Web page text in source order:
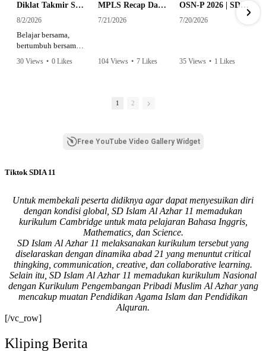
Diklat Takmir SDI Al Azhar 11 Surabaya
8/2/2026
Belajar bersama,
bertumbuh bersama,
amanah.
mencetak pemimpin-
bertanggung jawab,
dengan penuh
keikhlasan.
Bismillah, semoga
setiap langkah
menjadi ladang
kebaikan🌱
#SDIAIAzhar11Surab
aya #DiklatTakmir
#PemimpinMuda
#Berakhlak Mulia
#surabaya #sekolah
#sekolahsurabaya
30 Views • 0 Likes
MPLS Recap Day 1 - SDI Al Azhar 11 Surabaya
7/21/2026
104 Views • 7 Likes
OSN-P 2026 | SD - 20533043 - SD ISLAM AL AZHAR 11 SURABAYA | IPA
7/20/2026
35 Views • 1 Likes
1 2
Free YouTube Video Gallery Widget
Tiktok SDIA 11
Untuk membekali peserta didiknya agar dapat menyesuikan diri
dengan kondisi global, SD Islam Al Azhar 11 memadukan
kurikulum Cambridge untuk mata pelajaran Bahasa Inggris,
Mathematics, dan Science.
SD Islam Al Azhar 11 melaksanakan kurikulum tersebut yang
diselaraskan dengan dinamika abad 21 yang menuntut critical
thingking, communication, creative, dan collaborative learning.
Selain itu, SD Islam Al Azhar 11 memadukan kurikulum Nasional
dengan Kurikulum Pengembangan Pribadi Muslim Al Azhar yang
mencakup muatan Pendidikan Agama Islam dan Pendidikan
Alquran.
[/vc_row]
Kliping Berita